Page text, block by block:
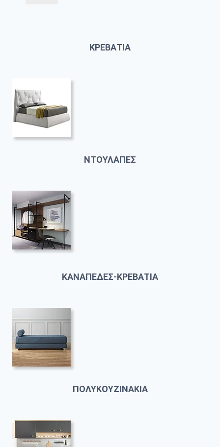
ΚΡΕΒΑΤΙΑ
ΝΤΟΥΛΑΠΕΣ
ΚΑΝΑΠΕΔΕΣ-ΚΡΕΒΑΤΙΑ
ΠΟΛΥΚΟΥΖΙΝΑΚΙΑ